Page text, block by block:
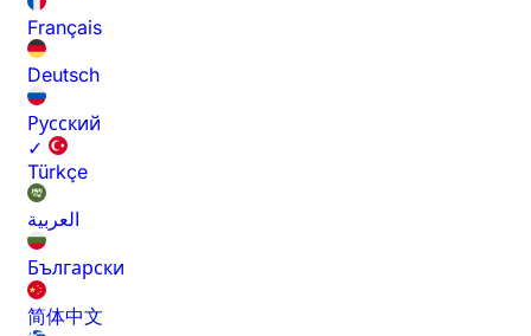
Français
Deutsch
Русский
✓
Türkçe
العربية
Български
简体中文